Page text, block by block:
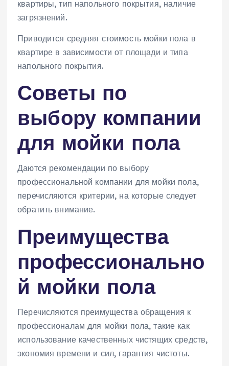
квартиры, тип напольного покрытия, наличие
загрязнений.
Приводится средняя стоимость мойки пола в
квартире в зависимости от площади и типа
напольного покрытия.
Советы по
выбору компании
для мойки пола
Даются рекомендации по выбору
профессиональной компании для мойки пола,
перечисляются критерии, на которые следует
обратить внимание.
Преимущества
профессионально
й мойки пола
Перечисляются преимущества обращения к
профессионалам для мойки пола, такие как
использование качественных чистящих средств,
экономия времени и сил, гарантия чистоты.